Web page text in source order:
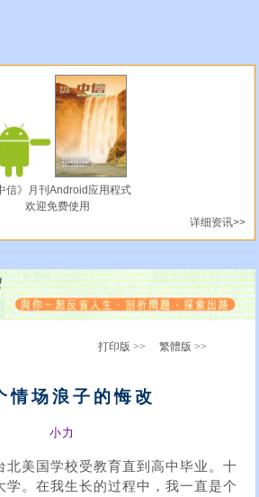
信》月刊Android应用程式
欢迎免费使用
详细资讯>>
打印版 >> 繁體版 >>
情场浪子的悔改
小力
北美国学校受教育直到高中毕业。十
学。在我生长的过程中，我一直是个